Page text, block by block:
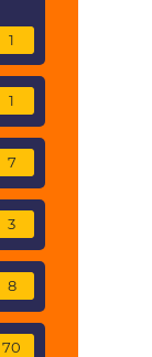
1
1
7
3
8
70